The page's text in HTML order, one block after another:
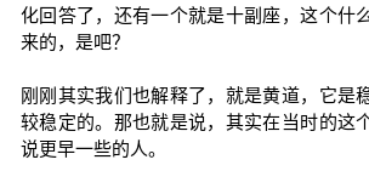
化回答了，还有一个就是十副座，这个什
来的，是吧？
刚刚其实我们也解释了，就是黄道，它是
较稳定的。那也就是说，其实在当时的这
说更早一些的人。